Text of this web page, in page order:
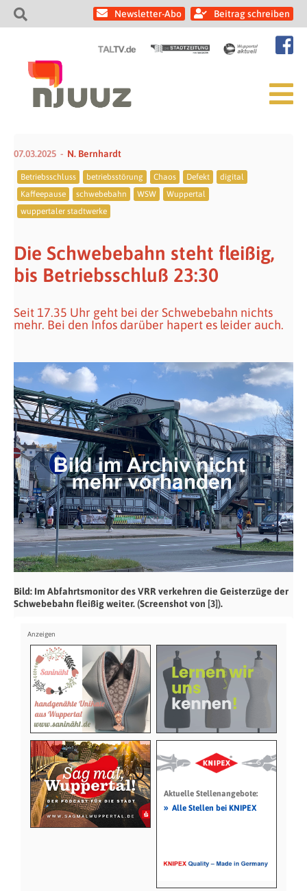
Newsletter-Abo Beitrag schreiben
07.03.2025 N. Bernhardt
Betriebsschluss betriebsstörung Chaos Defekt
digital
Kaffeepause
schwebebahn WSW
Wuppertal
wuppertaler stadtwerke
Die Schwebebahn steht fleißig,
bis Betriebsschluß 23:30
Seit 17.35 Uhr geht bei der Schwebebahn nichts
mehr. Bei den Infos darüber hapert es leider auch.
Bild: Im Abfahrtsmonitor des VRR verkehren die Geisterzüge der
Schwebebahn fleißig weiter. (Screenshot von [3]).
Aktuelle Stellenangebote:
» Alle Stellen bei KNIPEX